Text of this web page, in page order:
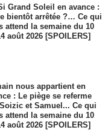
Grand Soleil en avance :
bientôt arrêtée ?… Ce qui
attend la semaine du 10
août 2026 [SPOILERS]
nous appartient en
: Le piège se referme
et Samuel... Ce qui
attend la semaine du 10
août 2026 [SPOILERS]